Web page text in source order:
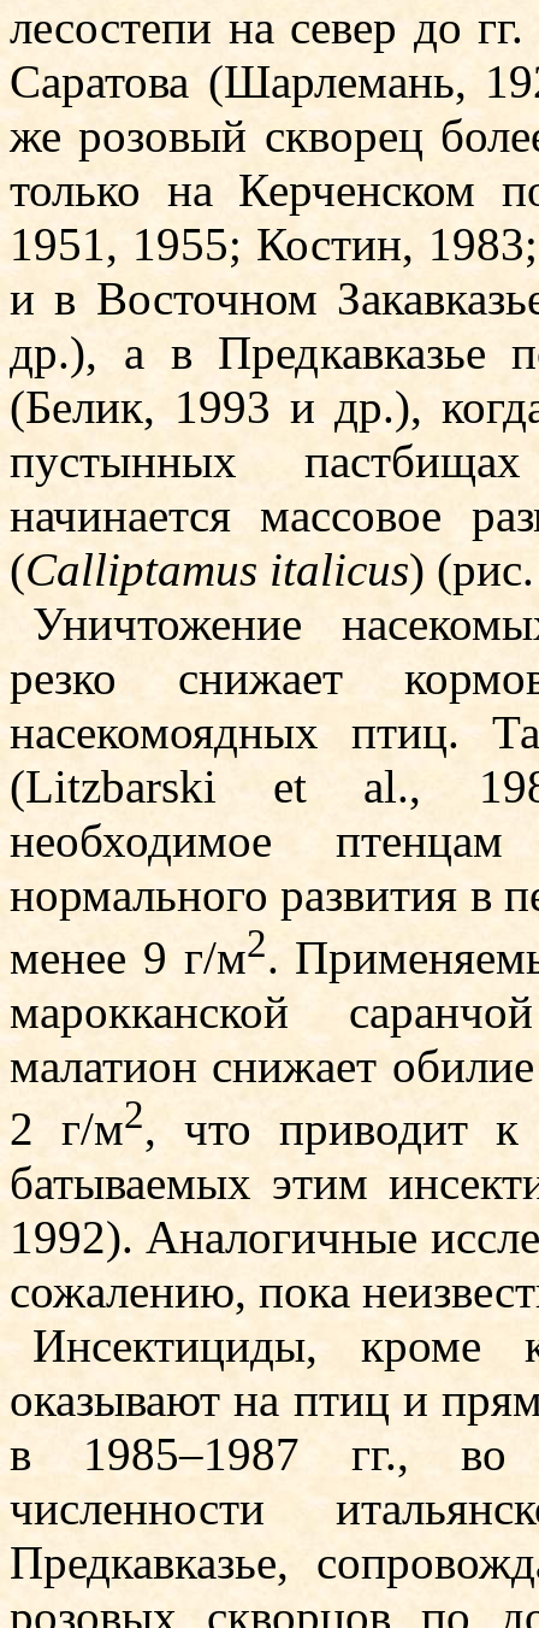
лесостепи на север до
Саратова (Шарлемань,
же розовый скво­рец
только на Керченском
1951, 1955; Костин,
и в Восточном
др.), а в Предкавказье
(Белик, 1993 и др.),
пустынных
начинается массовое
(Calliptamus italicus)
Уничтожение
резко снижает
насекомоядных птиц.
(Litzbarski et al.,
необходимое
нормального развития в
менее 9 г/м2.
марокканской
малатион снижает
2 г/м2, что приводит
батываемых этим
1992). Аналогичные
сожалению, пока
Инсектициды, кроме
оказывают на птиц и
в 1985–1987 гг., во
численности
Предкавказье,
розовых скворцов по